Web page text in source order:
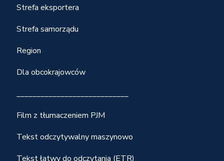
Strefa eksportera
Strefa samorządu
Region
Dla obcokrajowców
____________________________
Film z tłumaczeniem PJM
Tekst odczytywalny maszynowo
Tekst łatwy do odczytania (ETR)